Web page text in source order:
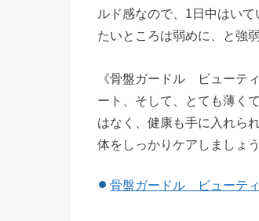
ルド感なので、1日中はい
たいところは弱めに、と強
《骨盤ガードル ビューテ
ート、そして、とても薄く
はなく、健康も手に入れら
体をしっかりケアしましょう
骨盤ガードル ビューテ